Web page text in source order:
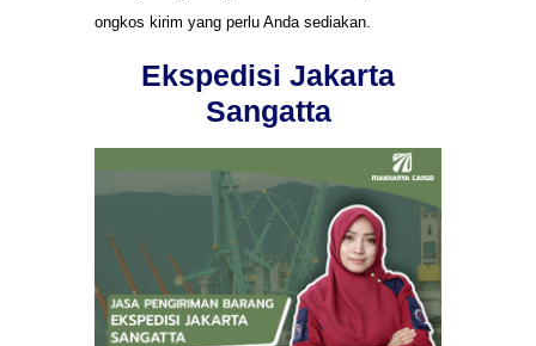
ongkos kirim yang perlu Anda sediakan.
Ekspedisi Jakarta
Sangatta